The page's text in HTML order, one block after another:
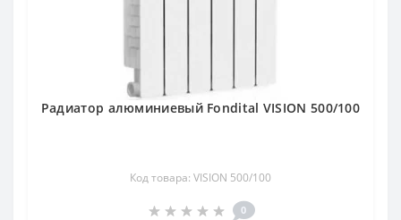
Радиатор алюминиевый Fondital VISION 500/100
Код товара: VISION 500/100
0